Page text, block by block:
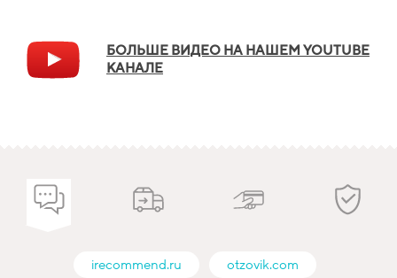
БОЛЬШЕ ВИДЕО НА НАШЕМ YOUTUBE
КАНАЛЕ
irecommend.ru
otzovik.com